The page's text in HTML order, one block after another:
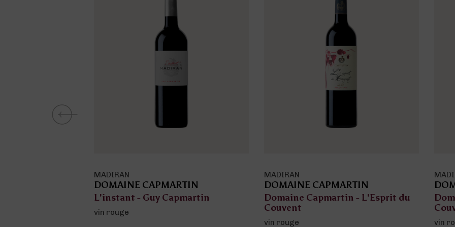
MADIRAN
DOMAINE CAPMARTIN
Domaine Capmartin - L'Esprit du
Couvent
MADIRAN
DOMAINE CAPMARTIN
Domaine Capmartin - Cuvée du
Couvent
vin rouge vin